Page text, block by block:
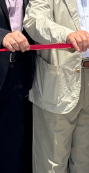
قصف إسرائيلي